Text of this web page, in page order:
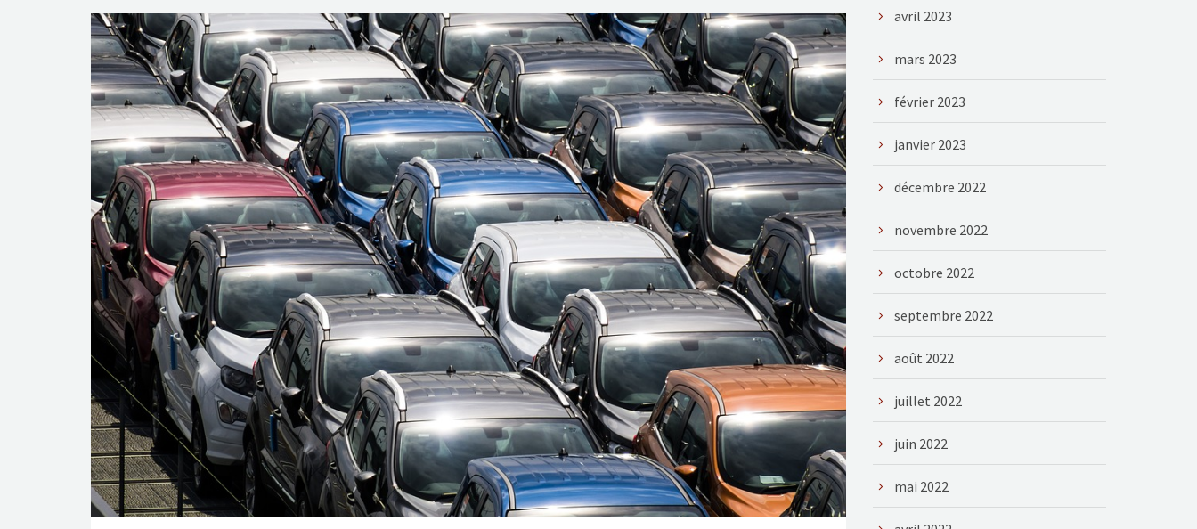
avril 2023
mars 2023
février 2023
janvier 2023
décembre 2022
novembre 2022
octobre 2022
septembre 2022
août 2022
juillet 2022
juin 2022
mai 2022